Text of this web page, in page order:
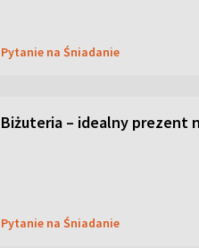
Pytanie na Śniadanie
Biżuteria – idealny prezent
Pytanie na Śniadanie